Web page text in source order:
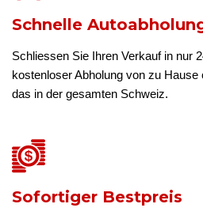
Schnelle
Schliessen Sie Ihren Verkauf in nur
kostenloser Abholung von zu
das in der gesamten Schweiz.
Sofortiger Bestpreis